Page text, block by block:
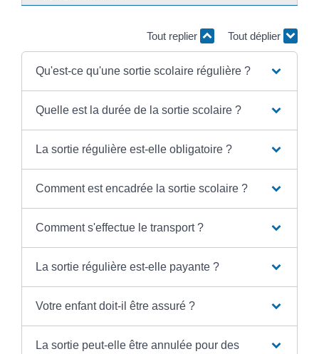
Tout replier Tout déplier
Qu'est-ce qu'une sortie scolaire régulière ?
Quelle est la durée de la sortie scolaire ?
La sortie régulière est-elle obligatoire ?
Comment est encadrée la sortie scolaire ?
Comment s'effectue le transport ?
La sortie régulière est-elle payante ?
Votre enfant doit-il être assuré ?
La sortie peut-elle être annulée pour des